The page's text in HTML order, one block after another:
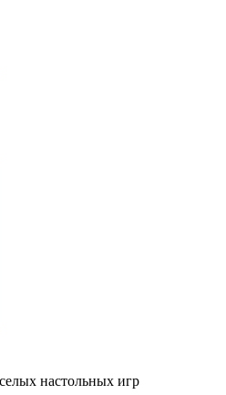
настольных игр